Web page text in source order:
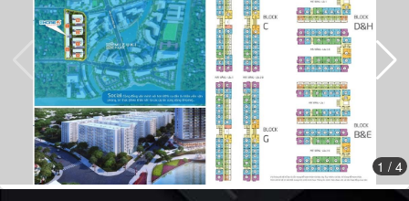
Vị trí dự án EhomeS Nam Sài Gòn trong KĐT Mizuki Park
1 / 4